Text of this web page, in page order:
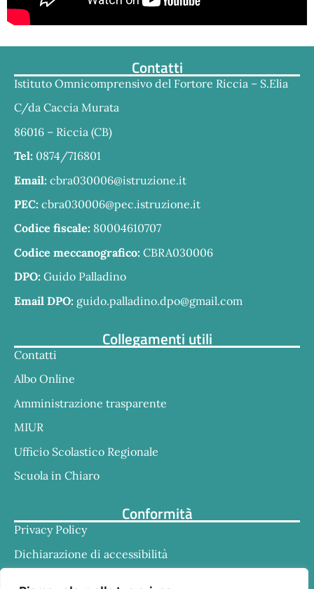
Contatti
Istituto Omnicomprensivo del Fortore Riccia – S.Elia
C/da Caccia Murata
86016 – Riccia (CB)
Tel: 0874/716801
Email: cbra030006@istruzione.it
PEC: cbra030006@pec.istruzione.it
Codice fiscale: 80004610707
Codice meccanografico: CBRA030006
DPO: Guido Palladino
Email DPO: guido.palladino.dpo@gmail.com
Collegamenti utili
Contatti
Albo Online
Amministrazione trasparente
MIUR
Ufficio Scolastico Regionale
Scuola in Chiaro
Conformità
Privacy Policy
Dichiarazione di accessibilità